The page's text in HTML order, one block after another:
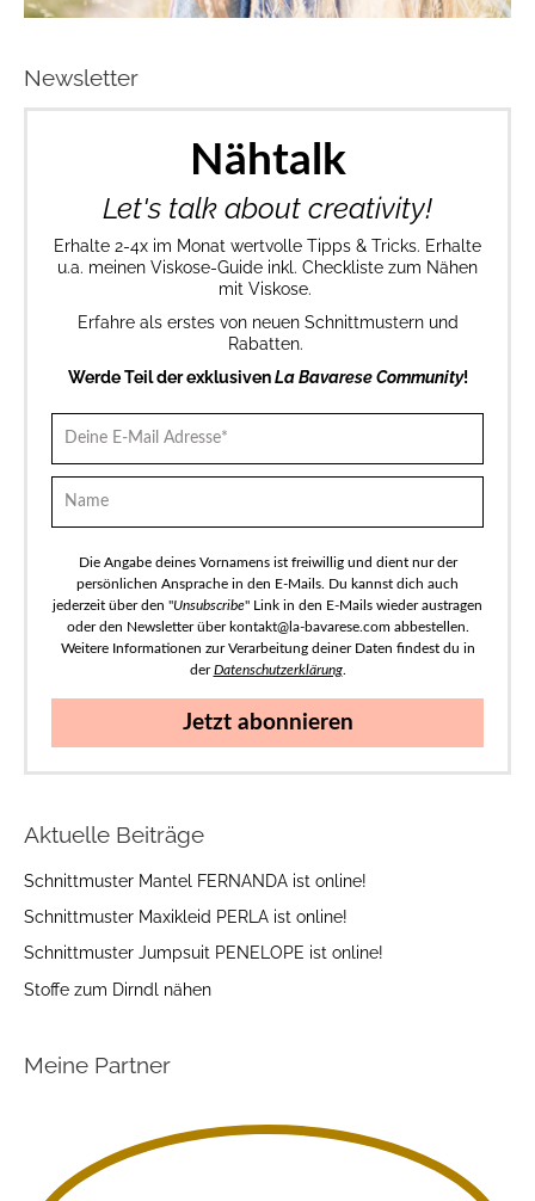
Newsletter
Nähtalk
Let's talk about creativity!
Erhalte 2-4x im Monat wertvolle Tipps & Tricks. Erhalte
u.a. meinen Viskose-Guide inkl. Checkliste zum Nähen
mit Viskose.
Erfahre als erstes von neuen Schnittmustern und
Rabatten.
Werde Teil der exklusivenLa Bavarese Community!
Die Angabe deines Vornamens ist freiwillig und dient nur der
persönlichen Ansprache in den E-Mails. Du kannst dich auch
jederzeit über den "Unsubscribe" Link in den E-Mails wieder austragen
oder den Newsletter über kontakt@la-bavarese.com abbestellen.
Weitere Informationen zur Verarbeitung deiner Daten findest du in
derDatenschutzerklärung.
Jetzt abonnieren
Aktuelle Beiträge
Schnittmuster Mantel FERNANDA ist online!
Schnittmuster Maxikleid PERLA ist online!
Schnittmuster Jumpsuit PENELOPE ist online!
Stoffe zum Dirndl nähen
Meine Partner